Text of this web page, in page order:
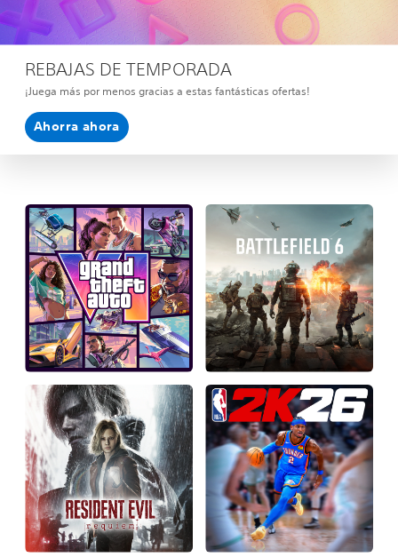
REBAJAS DE TEMPORADA
¡Juega más por menos gracias a estas fantásticas ofertas!
Ahorra ahora